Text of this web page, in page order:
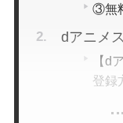
③無
dアニメ
【d
登録